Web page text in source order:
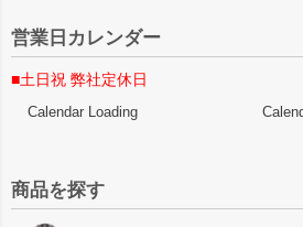
営業日カレンダー
■土日祝 弊社定休日
Calendar Loading
商品を探す